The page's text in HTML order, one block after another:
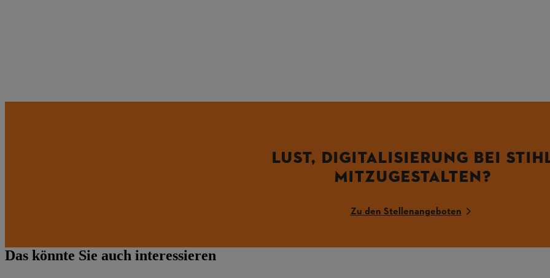
LUST, DIGITALISIERUNG BEI
MITZUGESTALTEN?
Zu den Stellenangeboten
Das könnte Sie auch interessieren